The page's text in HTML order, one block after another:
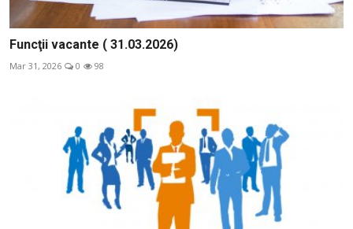
Funcţii vacante ( 31.03.2026)
Mar 31, 2026 0 98